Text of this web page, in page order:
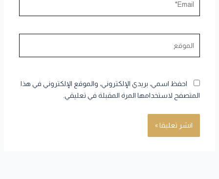
احفظ اسمي، بريدي الإلكتروني، والموقع الإلكتروني في هذا
المتصفح لاستخدامها المرة المقبلة في تعليقي.